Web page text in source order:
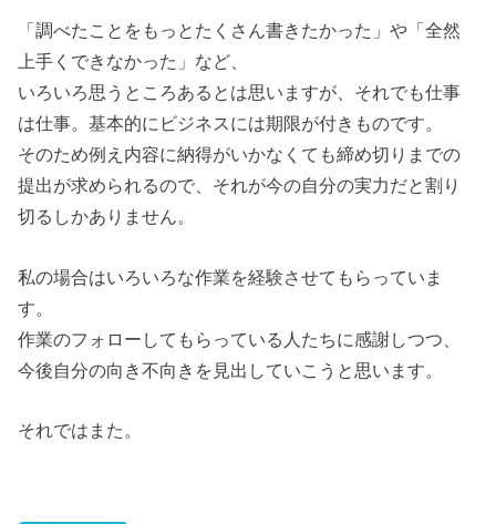
「調べたことをもっとたくさん書きたかった」や「全然
上手くできなかった」など、
いろいろ思うところあるとは思いますが、それでも仕事
は仕事。基本的にビジネスには期限が付きものです。
そのため例え内容に納得がいかなくても締め切りまでの
提出が求められるので、それが今の自分の実力だと割り
切るしかありません。
私の場合はいろいろな作業を経験させてもらっていま
す。
作業のフォローしてもらっている人たちに感謝しつつ、
今後自分の向き不向きを見出していこうと思います。
それではまた。